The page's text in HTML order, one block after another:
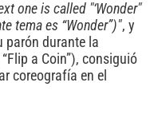
one is called "‘Wonder"
tema es “Wonder”)", y
parón durante la
a Coin”), consiguió
coreografía en el